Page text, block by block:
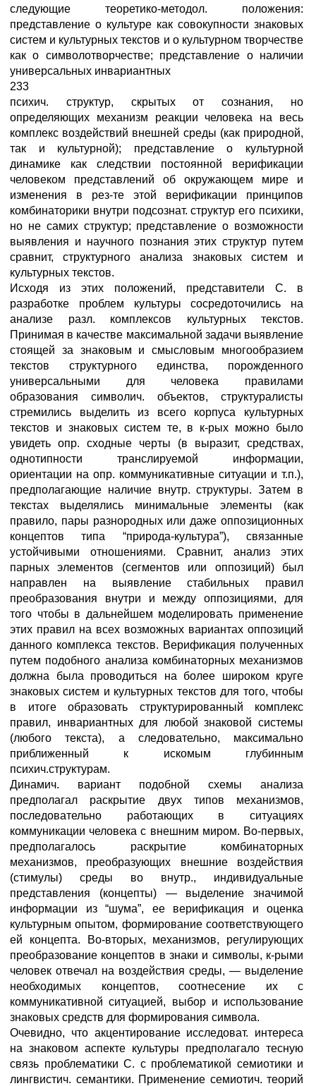
следующие теоретико-методол. положения:
представление о культуре как совокупности знаковых
систем и культурных текстов и о культурном творчестве
как о символотворчестве; представление о наличии
универсальных инвариантных
233
психич. структур, скрытых от сознания, но
определяющих механизм реакции человека на весь
комплекс воздействий внешней среды (как природной,
так и культурной); представление о культурной
динамике как следствии постоянной верификации
человеком представлений об окружающем мире и
изменения в рез-те этой верификации принципов
комбинаторики внутри подсознат. структур его психики,
но не самих структур; представление о возможности
выявления и научного познания этих структур путем
сравнит, структурного анализа знаковых систем и
культурных текстов.
Исходя из этих положений, представители С. в
разработке проблем культуры сосредоточились на
анализе разл. комплексов культурных текстов.
Принимая в качестве максимальной задачи выявление
стоящей за знаковым и смысловым многообразием
текстов структурного единства, порожденного
универсальными для человека правилами
образования символич. объектов, структуралисты
стремились выделить из всего корпуса культурных
текстов и знаковых систем те, в к-рых можно было
увидеть опр. сходные черты (в выразит, средствах,
однотипности транслируемой информации,
ориентации на опр. коммуникативные ситуации и т.п.),
предполагающие наличие внутр. структуры. Затем в
текстах выделялись минимальные элементы (как
правило, пары разнородных или даже оппозиционных
концептов типа “природа-культура”), связанные
устойчивыми отношениями. Сравнит, анализ этих
парных элементов (сегментов или оппозиций) был
направлен на выявление стабильных правил
преобразования внутри и между оппозициями, для
того чтобы в дальнейшем моделировать применение
этих правил на всех возможных вариантах оппозиций
данного комплекса текстов. Верификация полученных
путем подобного анализа комбинаторных механизмов
должна была проводиться на более широком круге
знаковых систем и культурных текстов для того, чтобы
в итоге образовать структурированный комплекс
правил, инвариантных для любой знаковой системы
(любого текста), а следовательно, максимально
приближенный к искомым глубинным
психич.структурам.
Динамич. вариант подобной схемы анализа
предполагал раскрытие двух типов механизмов,
последовательно работающих в ситуациях
коммуникации человека с внешним миром. Во-первых,
предполагалось раскрытие комбинаторных
механизмов, преобразующих внешние воздействия
(стимулы) среды во внутр., индивидуальные
представления (концепты) — выделение значимой
информации из “шума”, ее верификация и оценка
культурным опытом, формирование соответствующего
ей концепта. Во-вторых, механизмов, регулирующих
преобразование концептов в знаки и символы, к-рыми
человек отвечал на воздействия среды, — выделение
необходимых концептов, соотнесение их с
коммуникативной ситуацией, выбор и использование
знаковых средств для формирования символа.
Очевидно, что акцентирование исследоват. интереса
на знаковом аспекте культуры предполагало тесную
связь проблематики С. с проблематикой семиотики и
лингвистич. семантики. Применение семиотич. теорий